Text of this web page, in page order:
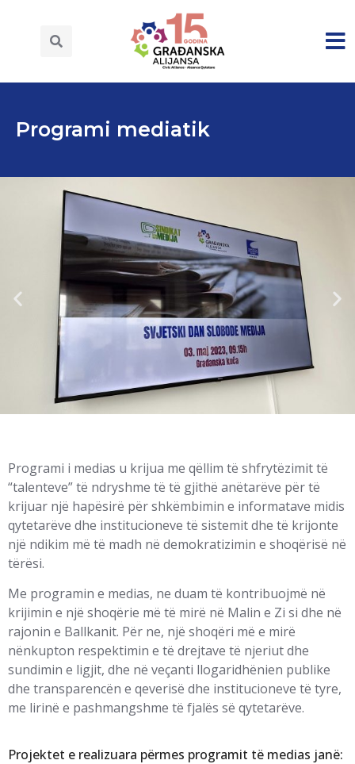
Programi mediatik
Programi i medias u krijua me qëllim të shfrytëzimit të
“talenteve” të ndryshme të të gjithë anëtarëve për të
krijuar një hapësirë për shkëmbimin e informatave midis
qytetarëve dhe institucioneve të sistemit dhe të krijonte
një ndikim më të madh në demokratizimin e shoqërisë në
tërësi.
Me programin e medias, ne duam të kontribuojmë në
krijimin e një shoqërie më të mirë në Malin e Zi si dhe në
rajonin e Ballkanit. Për ne, një shoqëri më e mirë
nënkupton respektimin e të drejtave të njeriut dhe
sundimin e ligjit, dhe në veçanti llogaridhënien publike
dhe transparencën e qeverisë dhe institucioneve të tyre,
me lirinë e pashmangshme të fjalës së qytetarëve.
Projektet e realizuara përmes programit të medias janë: